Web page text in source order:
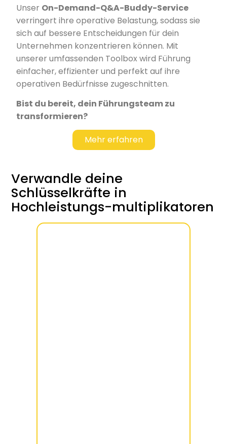
Unser On-Demand-Q&A-Buddy-Service
verringert ihre operative Belastung, sodass sie
sich auf bessere Entscheidungen für dein
Unternehmen konzentrieren können. Mit
unserer umfassenden Toolbox wird Führung
einfacher, effizienter und perfekt auf ihre
operativen Bedürfnisse zugeschnitten.
Bist du bereit, dein Führungsteam zu
transformieren?
Mehr erfahren
Verwandle deine
Schlüsselkräfte in
Hochleistungs-multiplikatoren